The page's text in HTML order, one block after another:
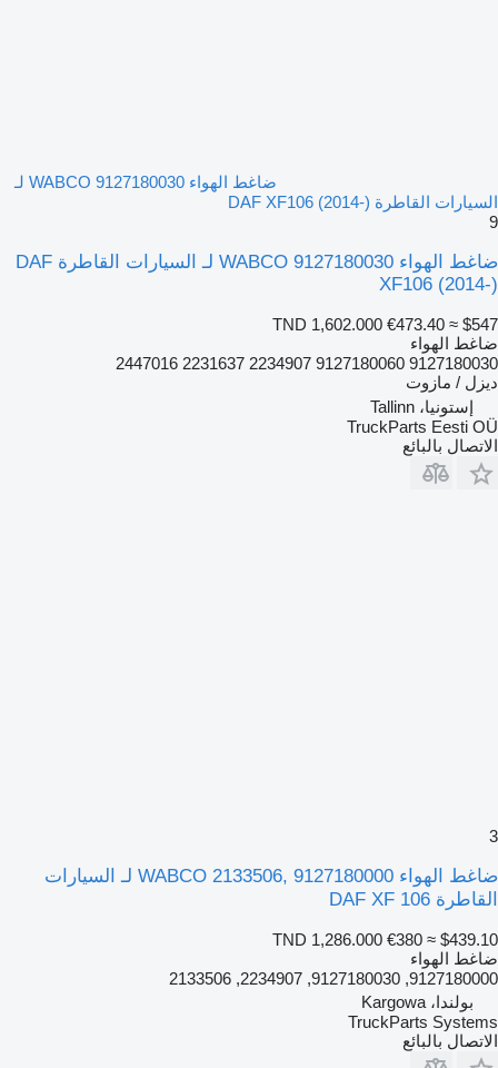
ضاغط الهواء WABCO 9127180030 لـ
السيارات القاطرة DAF XF106 (2014-)
9
ضاغط الهواء WABCO 9127180030 لـ السيارات القاطرة DAF
XF106 (2014-)
TND 1,602.000 €473.40 ≈ $547
ضاغط الهواء
9127180030 9127180060 2234907 2231637 2447016
ديزل / مازوت
إستونيا، Tallinn
TruckParts Eesti OÜ
الاتصال بالبائع
3
ضاغط الهواء WABCO 2133506, 9127180000 لـ السيارات
القاطرة DAF XF 106
TND 1,286.000 €380 ≈ $439.10
ضاغط الهواء
9127180000, 9127180030, 2234907, 2133506
بولندا، Kargowa
TruckParts Systems
الاتصال بالبائع